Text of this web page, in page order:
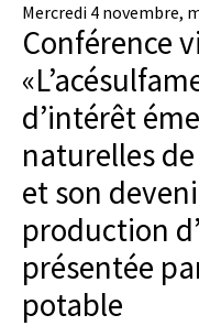
Mercredi 4 novembre,
Conférence
d’intérêt
naturelles
et son
production
présentée
potable